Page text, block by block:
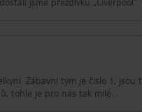
Zábavní tým je číslo 1,
tohle je pro nás tak milé. .